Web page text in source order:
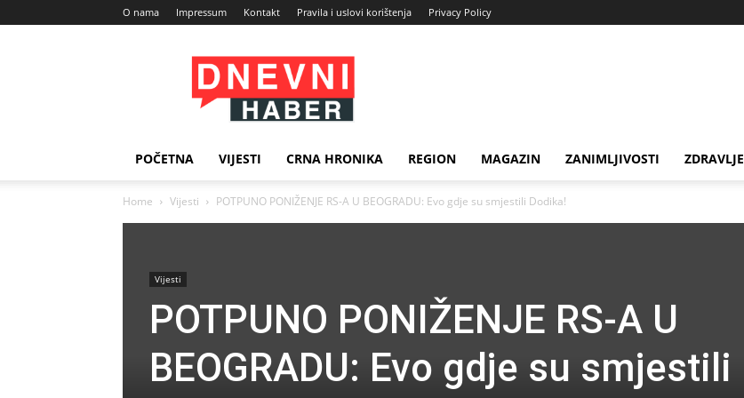
O nama Impressum Kontakt Pravila i uslovi korištenja Privacy Policy
Dnevni
Haber
POČETNA VIJESTI CRNA HRONIKA REGION MAGAZIN ZANIMLJIVOSTI ZDRAVLJE
Home Vijesti POTPUNO PONIŽENJE RS-A U BEOGRADU: Evo gdje su smjestili Dodika!
Vijesti
POTPUNO PONIŽENJE RS-A U
BEOGRADU: Evo gdje su smjestili